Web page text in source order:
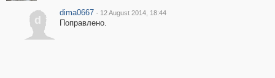
d
dima0667 · 12 August 2014, 18:44
Поправлено.